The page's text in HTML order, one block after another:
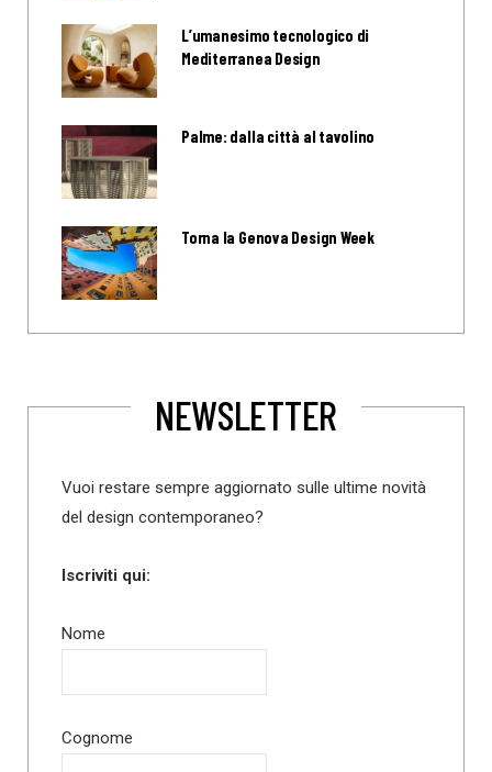
L’umanesimo tecnologico di
Mediterranea Design
Palme: dalla città al tavolino
Torna la Genova Design Week
NEWSLETTER
Vuoi restare sempre aggiornato sulle ultime novità
del design contemporaneo?
Iscriviti qui:
Nome
Cognome